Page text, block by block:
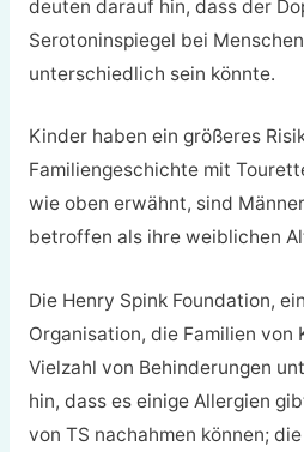
deuten darauf hin, dass der
Serotoninspiegel bei
unterschiedlich sein könnte.
Kinder haben ein größeres
Familiengeschichte mit
wie oben erwähnt, sind
betroffen als ihre weiblichen
Die Henry Spink Foundation,
Organisation, die Familien von
Vielzahl von Behinderungen
hin, dass es einige Allergien
von TS nachahmen können;